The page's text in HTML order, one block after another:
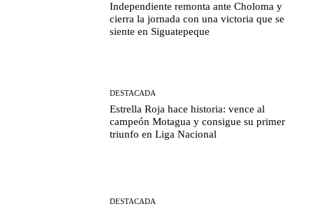
Independiente remonta ante Choloma y
cierra la jornada con una victoria que se
siente en Siguatepeque
DESTACADA
Estrella Roja hace historia: vence al
campeón Motagua y consigue su primer
triunfo en Liga Nacional
DESTACADA